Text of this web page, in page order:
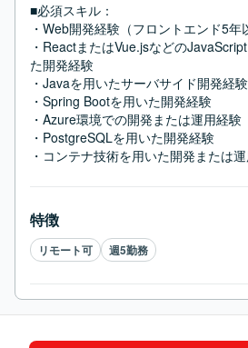
■必須スキル：
・Web開発経験（フロントエンド5年
・ReactまたはVue.jsなどの
た開発経験
・Javaを用いたサーバサイド開発経験
・Spring Bootを用いた開発経験
・Azure環境での開発または運用経験
・PostgreSQLを用いた開発経験
・コンテナ技術を用いた開発または
特徴
リモート可 週5勤務